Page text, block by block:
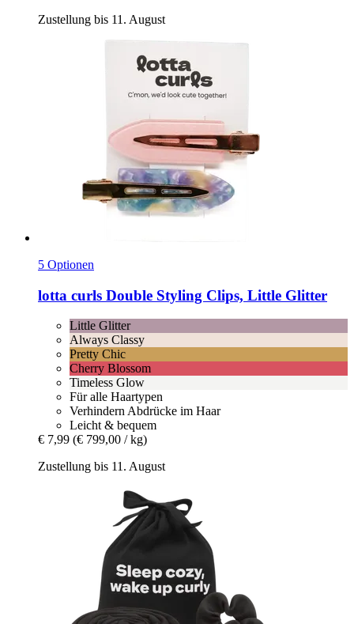
Zustellung bis 11. August
5 Optionen
lotta curls Double Styling Clips, Little Glitter
Little Glitter
Always Classy
Pretty Chic
Cherry Blossom
Timeless Glow
Für alle Haartypen
Verhindern Abdrücke im Haar
Leicht & bequem
€ 7,99 (€ 799,00 / kg)
Zustellung bis 11. August